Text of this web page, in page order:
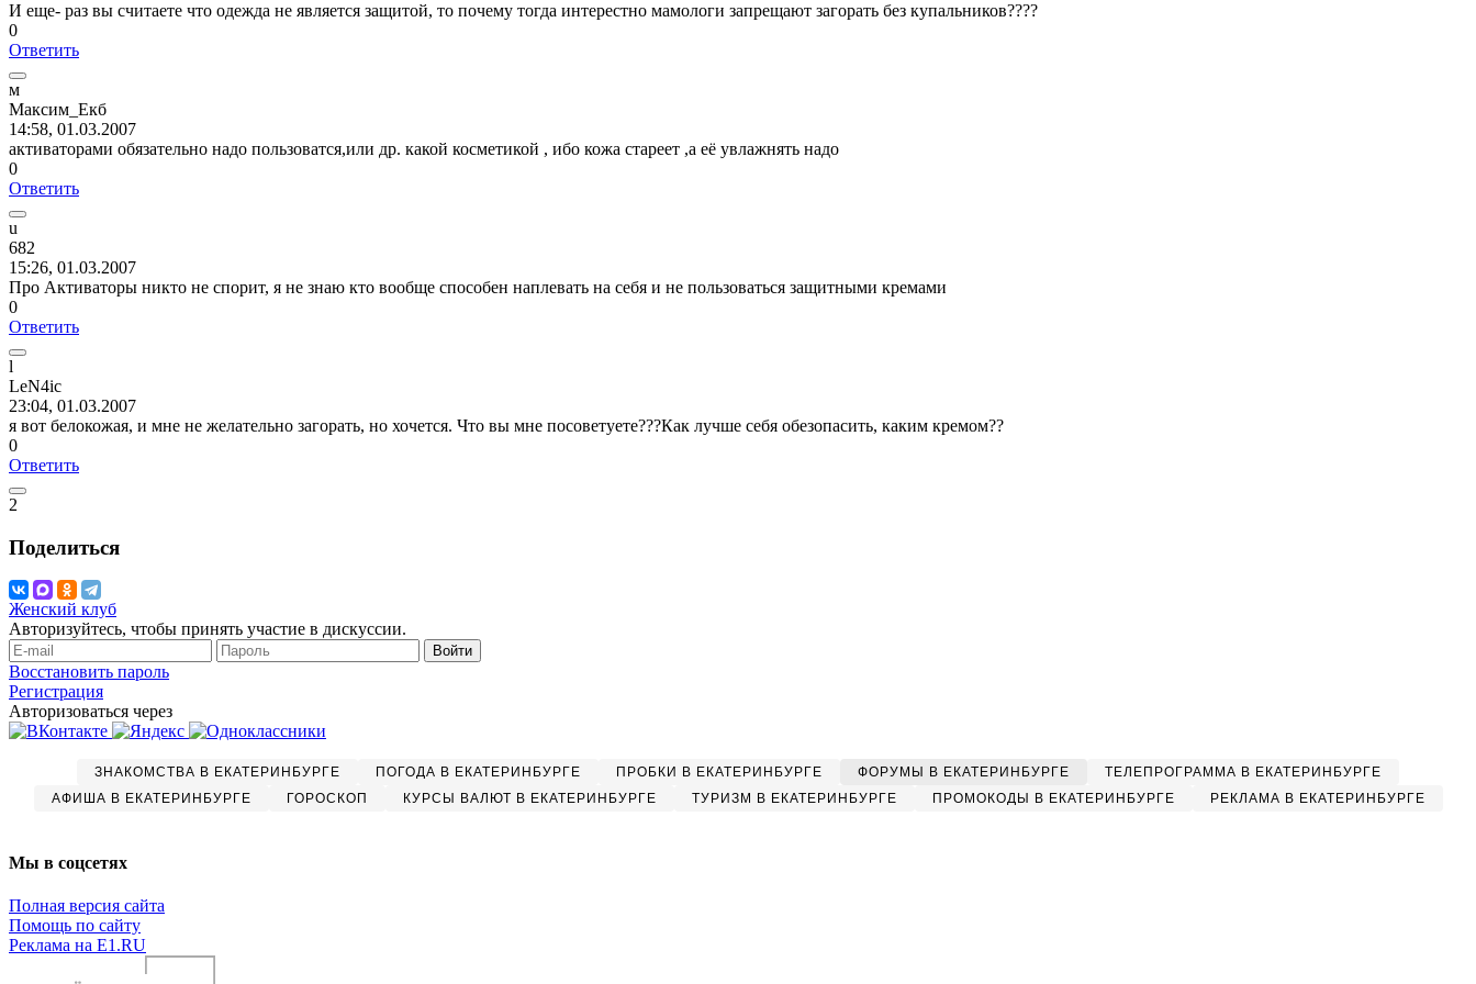
И еще- раз вы считаете что одежда не является защитой, то почему тогда интерестно мамологи запрещают загорать без купальников????
0
Ответить
м
Максим Екб
14:58, 01.03.2007
активаторами обязательно надо пользоватся,или др. какой косметикой , ибо кожа стареет ,а её увлажнять надо
0
Ответить
u
682
15:26, 01.03.2007
Про Активаторы никто не спорит, я не знаю кто вообще способен наплевать на себя и не пользоваться защитными кремами
0
Ответить
l
LeN4ic
23:04, 01.03.2007
я вот белокожая, и мне не желательно загорать, но хочется. Что вы мне посоветуете???Как лучше себя обезопасить, каким кремом??
0
Ответить
2
Поделиться
Женский клуб
Авторизуйтесь, чтобы принять участие в дискуссии.
Войти
Восстановить пароль
Регистрация
Авторизоваться через
ЗНАКОМСТВА В ЕКАТЕРИНБУРГЕ ПОГОДА В ЕКАТЕРИНБУРГЕ ПРОБКИ В ЕКАТЕРИНБУРГЕ ФОРУМЫ В ЕКАТЕРИНБУРГЕ
ТЕЛЕПРОГРАММА В ЕКАТЕРИНБУРГЕ
АФИША В ЕКАТЕРИНБУРГЕ
ГОРОСКОП КУРСЫ ВАЛЮТ В ЕКАТЕРИНБУРГЕ ТУРИЗМ В ЕКАТЕРИНБУРГЕ ПРОМОКОДЫ В ЕКАТЕРИНБУРГЕ РЕКЛАМА В ЕКАТЕРИНБУРГЕ
Мы в соцсетях
Полная версия сайта
Помощь по сайту
Реклама на E1.RU